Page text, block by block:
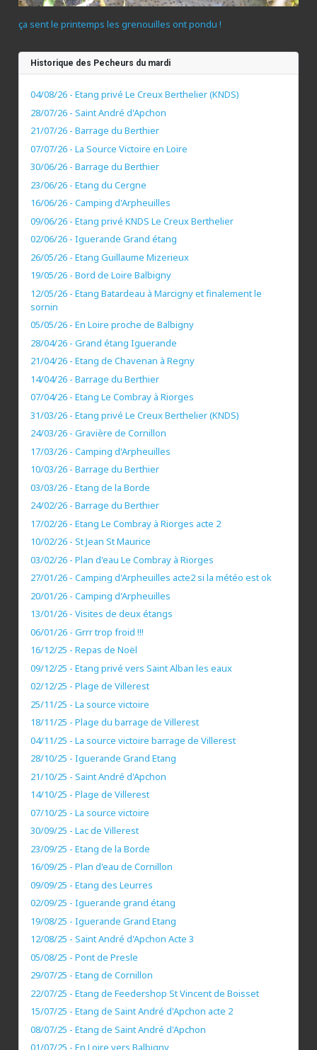
ça sent le printemps les grenouilles ont pondu !
Historique des Pecheurs du mardi
04/08/26 - Etang privé Le Creux Berthelier (KNDS)
28/07/26 - Saint André d'Apchon
21/07/26 - Barrage du Berthier
07/07/26 - La Source Victoire en Loire
30/06/26 - Barrage du Berthier
23/06/26 - Etang du Cergne
16/06/26 - Camping d'Arpheuilles
09/06/26 - Etang privé KNDS Le Creux Berthelier
02/06/26 - Iguerande Grand étang
26/05/26 - Etang Guillaume Mizerieux
19/05/26 - Bord de Loire Balbigny
12/05/26 - Etang Batardeau à Marcigny et finalement le
sornin
05/05/26 - En Loire proche de Balbigny
28/04/26 - Grand étang Iguerande
21/04/26 - Etang de Chavenan à Regny
14/04/26 - Barrage du Berthier
07/04/26 - Etang Le Combray à Riorges
31/03/26 - Etang privé Le Creux Berthelier (KNDS)
24/03/26 - Gravière de Cornillon
17/03/26 - Camping d'Arpheuilles
10/03/26 - Barrage du Berthier
03/03/26 - Etang de la Borde
24/02/26 - Barrage du Berthier
17/02/26 - Etang Le Combray à Riorges acte 2
10/02/26 - St Jean St Maurice
03/02/26 - Plan d'eau Le Combray à Riorges
27/01/26 - Camping d'Arpheuilles acte2 si la météo est ok
20/01/26 - Camping d'Arpheuilles
13/01/26 - Visites de deux étangs
06/01/26 - Grrr trop froid !!!
16/12/25 - Repas de Noël
09/12/25 - Etang privé vers Saint Alban les eaux
02/12/25 - Plage de Villerest
25/11/25 - La source victoire
18/11/25 - Plage du barrage de Villerest
04/11/25 - La source victoire barrage de Villerest
28/10/25 - Iguerande Grand Etang
21/10/25 - Saint André d'Apchon
14/10/25 - Plage de Villerest
07/10/25 - La source victoire
30/09/25 - Lac de Villerest
23/09/25 - Etang de la Borde
16/09/25 - Plan d'eau de Cornillon
09/09/25 - Etang des Leurres
02/09/25 - Iguerande grand étang
19/08/25 - Iguerande Grand Etang
12/08/25 - Saint André d'Apchon Acte 3
05/08/25 - Pont de Presle
29/07/25 - Etang de Cornillon
22/07/25 - Etang de Feedershop St Vincent de Boisset
15/07/25 - Etang de Saint André d'Apchon acte 2
08/07/25 - Etang de Saint André d'Apchon
01/07/25 - En Loire vers Balbigny